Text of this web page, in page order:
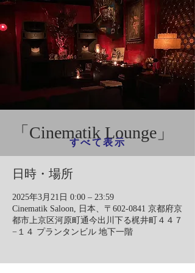
「Cinematik Lounge」
日時・場所
2025年3月21日 0:00 – 23:59
Cinematik Saloon, 日本、〒602-0841 京都府京
都市上京区河原町通今出川下る梶井町４４７
−１４ プランタンビル 地下一階
すべて表示